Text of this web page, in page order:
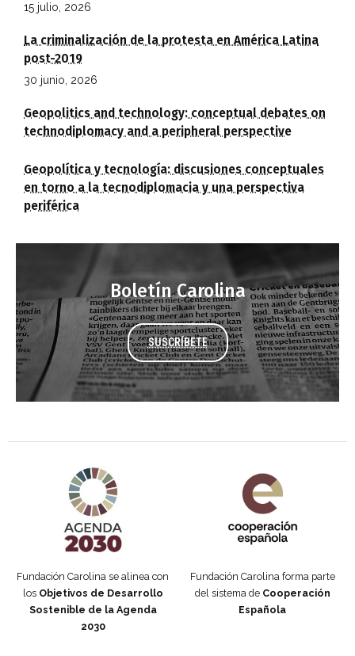
15 julio, 2026
La criminalización de la protesta en América Latina
post-2019
30 junio, 2026
Geopolitics and technology: conceptual debates on
technodiplomacy and a peripheral perspective
Geopolítica y tecnología: discusiones conceptuales
en torno a la tecnodiplomacia y una perspectiva
periférica
Boletín Carolina
SUSCRÍBETE
Fundación Carolina se alinea con
los Objetivos de Desarrollo
Sostenible de la Agenda
2030
Fundación Carolina forma parte
del sistema de Cooperación
Española